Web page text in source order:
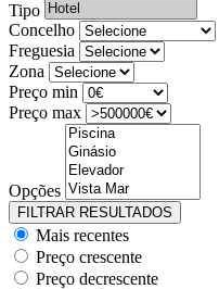
Tipo
Concelho
Freguesia
Zona
Preço min
Preço max
Opções
Mais recentes
Preço crescente
Preço decrescente